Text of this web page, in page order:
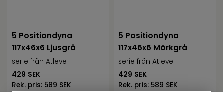
5 Positiondyna
117x46x6 Ljusgrå
serie från Atleve
429 SEK
Rek. pris: 589 SEK
5 Positiondyna
117x46x6 Mörkgrå
serie från Atleve
429 SEK
Rek. pris: 589 SEK